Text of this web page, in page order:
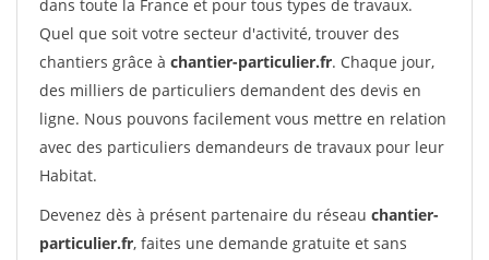
dans toute la France et pour tous types de travaux.
Quel que soit votre secteur d'activité, trouver des
chantiers grâce à chantier-particulier.fr. Chaque jour,
des milliers de particuliers demandent des devis en
ligne. Nous pouvons facilement vous mettre en relation
avec des particuliers demandeurs de travaux pour leur
Habitat.
Devenez dès à présent partenaire du réseau chantier-
particulier.fr, faites une demande gratuite et sans